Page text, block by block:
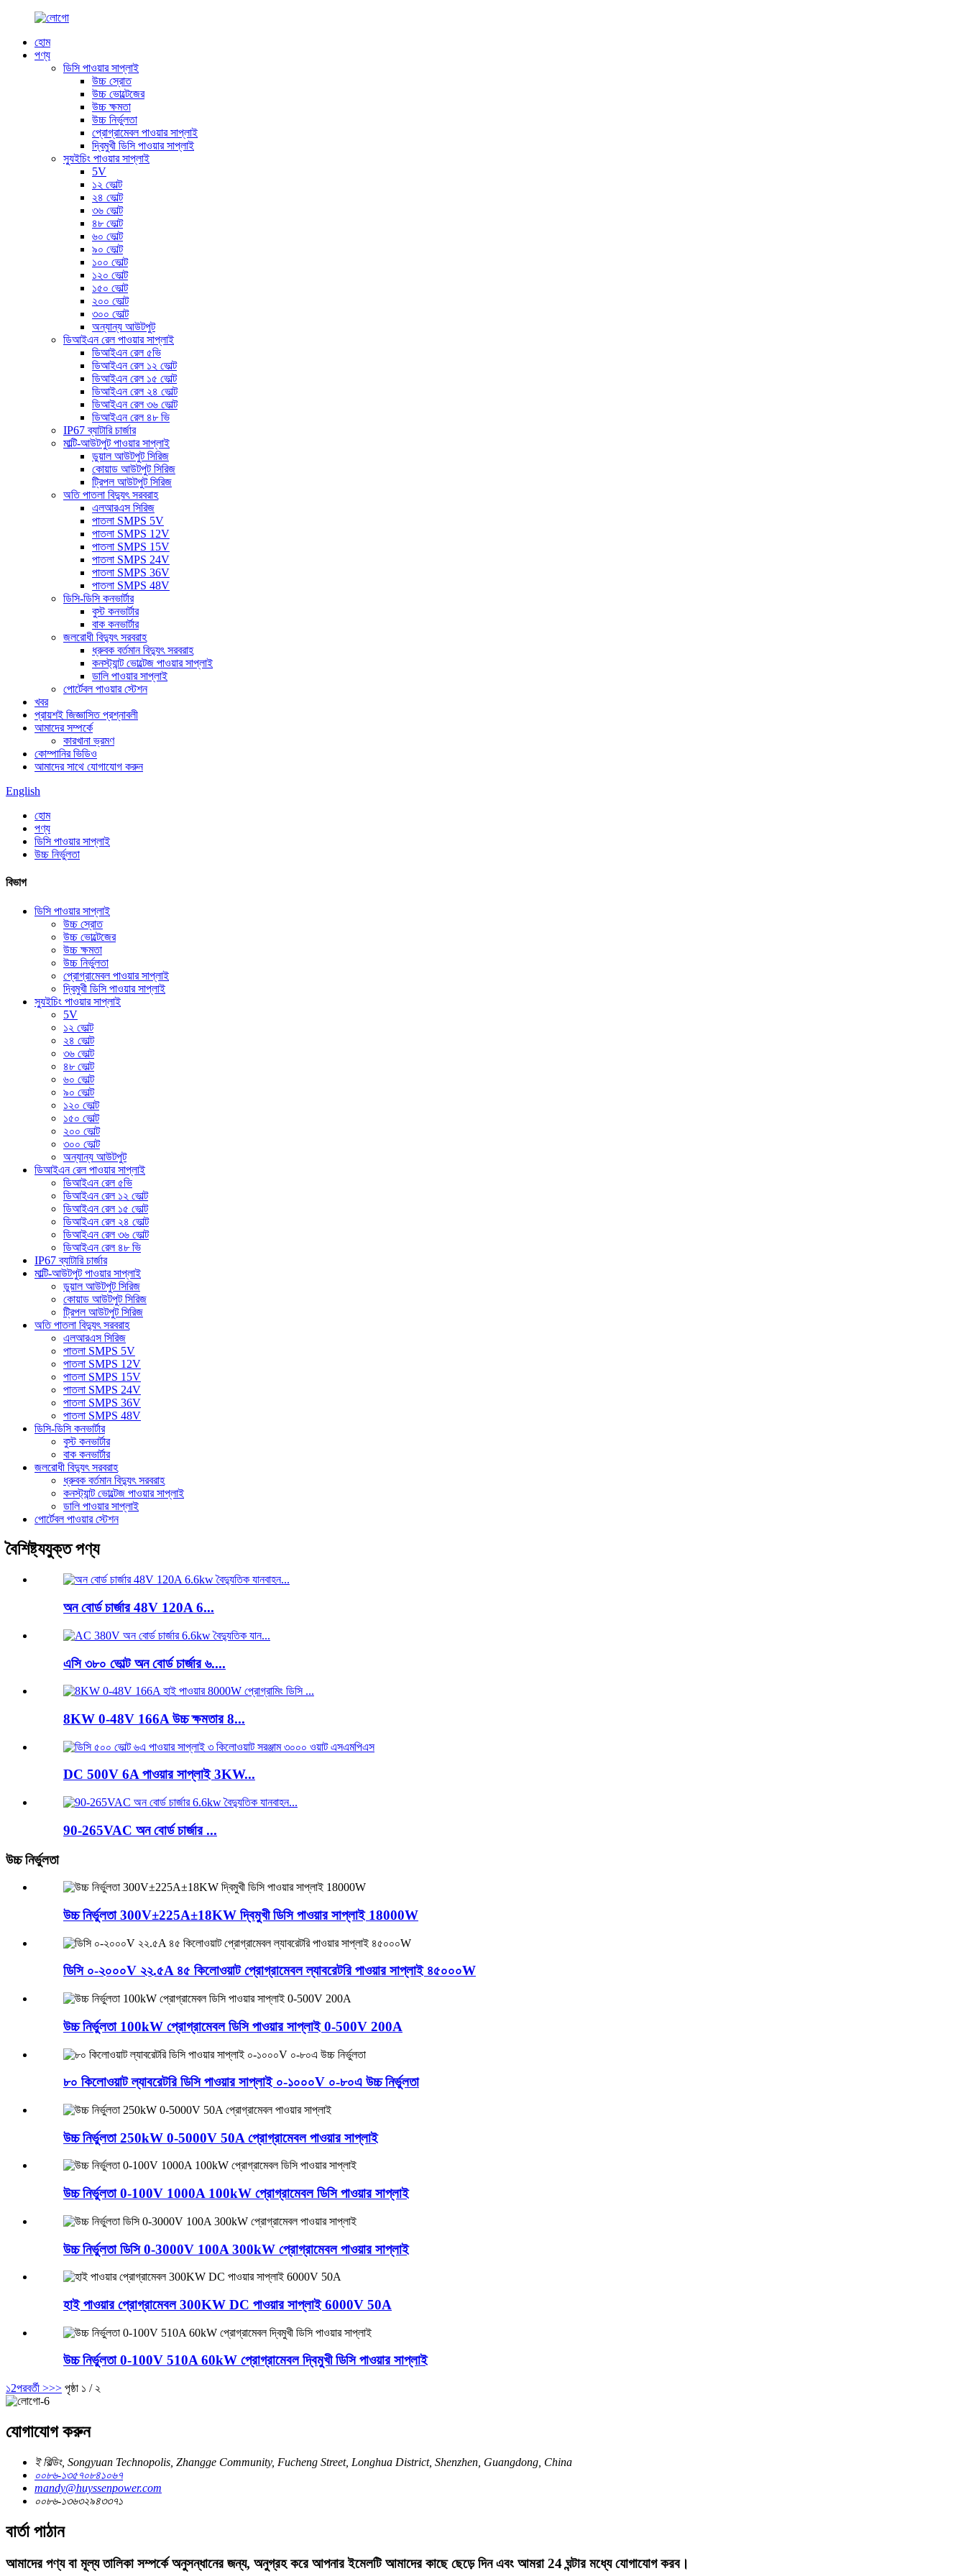
হোম
পণ্য
ডিসি পাওয়ার সাপ্লাই
উচ্চ স্রোত
উচ্চ ভোল্টেজের
উচ্চ ক্ষমতা
উচ্চ নির্ভুলতা
প্রোগ্রামেবল পাওয়ার সাপ্লাই
দ্বিমুখী ডিসি পাওয়ার সাপ্লাই
স্যুইচিং পাওয়ার সাপ্লাই
5V
১২ ভোল্ট
২৪ ভোল্ট
৩৬ ভোল্ট
৪৮ ভোল্ট
৬০ ভোল্ট
৯০ ভোল্ট
১০০ ভোল্ট
১২০ ভোল্ট
১৫০ ভোল্ট
২০০ ভোল্ট
৩০০ ভোল্ট
অন্যান্য আউটপুট
ডিআইএন রেল পাওয়ার সাপ্লাই
ডিআইএন রেল ৫ভি
ডিআইএন রেল ১২ ভোল্ট
ডিআইএন রেল ১৫ ভোল্ট
ডিআইএন রেল ২৪ ভোল্ট
ডিআইএন রেল ৩৬ ভোল্ট
ডিআইএন রেল ৪৮ ভি
IP67 ব্যাটারি চার্জার
মাল্টি-আউটপুট পাওয়ার সাপ্লাই
ডুয়াল আউটপুট সিরিজ
কোয়াড আউটপুট সিরিজ
ট্রিপল আউটপুট সিরিজ
অতি পাতলা বিদ্যুৎ সরবরাহ
এলআরএস সিরিজ
পাতলা SMPS 5V
পাতলা SMPS 12V
পাতলা SMPS 15V
পাতলা SMPS 24V
পাতলা SMPS 36V
পাতলা SMPS 48V
ডিসি-ডিসি কনভার্টার
বুস্ট কনভার্টার
বাক কনভার্টার
জলরোধী বিদ্যুৎ সরবরাহ
ধ্রুবক বর্তমান বিদ্যুৎ সরবরাহ
কনস্ট্যান্ট ভোল্টেজ পাওয়ার সাপ্লাই
ডালি পাওয়ার সাপ্লাই
পোর্টেবল পাওয়ার স্টেশন
খবর
প্রায়শই জিজ্ঞাসিত প্রশ্নাবলী
আমাদের সম্পর্কে
কারখানা ভ্রমণ
কোম্পানির ভিডিও
আমাদের সাথে যোগাযোগ করুন
English
হোম
পণ্য
ডিসি পাওয়ার সাপ্লাই
উচ্চ নির্ভুলতা
বিভাগ
ডিসি পাওয়ার সাপ্লাই
উচ্চ স্রোত
উচ্চ ভোল্টেজের
উচ্চ ক্ষমতা
উচ্চ নির্ভুলতা
প্রোগ্রামেবল পাওয়ার সাপ্লাই
দ্বিমুখী ডিসি পাওয়ার সাপ্লাই
স্যুইচিং পাওয়ার সাপ্লাই
5V
১২ ভোল্ট
২৪ ভোল্ট
৩৬ ভোল্ট
৪৮ ভোল্ট
৬০ ভোল্ট
৯০ ভোল্ট
১২০ ভোল্ট
১৫০ ভোল্ট
২০০ ভোল্ট
৩০০ ভোল্ট
অন্যান্য আউটপুট
ডিআইএন রেল পাওয়ার সাপ্লাই
ডিআইএন রেল ৫ভি
ডিআইএন রেল ১২ ভোল্ট
ডিআইএন রেল ১৫ ভোল্ট
ডিআইএন রেল ২৪ ভোল্ট
ডিআইএন রেল ৩৬ ভোল্ট
ডিআইএন রেল ৪৮ ভি
IP67 ব্যাটারি চার্জার
মাল্টি-আউটপুট পাওয়ার সাপ্লাই
ডুয়াল আউটপুট সিরিজ
কোয়াড আউটপুট সিরিজ
ট্রিপল আউটপুট সিরিজ
অতি পাতলা বিদ্যুৎ সরবরাহ
এলআরএস সিরিজ
পাতলা SMPS 5V
পাতলা SMPS 12V
পাতলা SMPS 15V
পাতলা SMPS 24V
পাতলা SMPS 36V
পাতলা SMPS 48V
ডিসি-ডিসি কনভার্টার
বুস্ট কনভার্টার
বাক কনভার্টার
জলরোধী বিদ্যুৎ সরবরাহ
ধ্রুবক বর্তমান বিদ্যুৎ সরবরাহ
কনস্ট্যান্ট ভোল্টেজ পাওয়ার সাপ্লাই
ডালি পাওয়ার সাপ্লাই
পোর্টেবল পাওয়ার স্টেশন
বৈশিষ্ট্যযুক্ত পণ্য
অন ​​বোর্ড চার্জার 48V 120A 6...
এসি ৩৮০ ভোল্ট অন বোর্ড চার্জার ৬....
8KW 0-48V 166A উচ্চ ক্ষমতার 8...
DC 500V 6A পাওয়ার সাপ্লাই 3KW...
90-265VAC অন বোর্ড চার্জার ...
উচ্চ নির্ভুলতা
উচ্চ নির্ভুলতা 300V±225A±18KW দ্বিমুখী ডিসি পাওয়ার সাপ্লাই 18000W
ডিসি ০-২০০০V ২২.৫A ৪৫ কিলোওয়াট প্রোগ্রামেবল ল্যাবরেটরি পাওয়ার সাপ্লাই ৪৫০০০W
উচ্চ নির্ভুলতা 100kW প্রোগ্রামেবল ডিসি পাওয়ার সাপ্লাই 0-500V 200A
৮০ কিলোওয়াট ল্যাবরেটরি ডিসি পাওয়ার সাপ্লাই ০-১০০০V ০-৮০এ উচ্চ নির্ভুলতা
উচ্চ নির্ভুলতা 250kW 0-5000V 50A প্রোগ্রামেবল পাওয়ার সাপ্লাই
উচ্চ নির্ভুলতা 0-100V 1000A 100kW প্রোগ্রামেবল ডিসি পাওয়ার সাপ্লাই
উচ্চ নির্ভুলতা ডিসি 0-3000V 100A 300kW প্রোগ্রামেবল পাওয়ার সাপ্লাই
হাই পাওয়ার প্রোগ্রামেবল 300KW DC পাওয়ার সাপ্লাই 6000V 50A
উচ্চ নির্ভুলতা 0-100V 510A 60kW প্রোগ্রামেবল দ্বিমুখী ডিসি পাওয়ার সাপ্লাই
১2পরবর্তী >>> পৃষ্ঠা ১ / ২
যোগাযোগ করুন
ই বিল্ডিং, Songyuan Technopolis, Zhangge Community, Fucheng Street, Longhua District, Shenzhen, Guangdong, China
০০৮৬-১৩৫৭০৮৪১০৬৭
mandy@huyssenpower.com
০০৮৬-১৩৬৩২৯৪৩৩৭১
বার্তা পাঠান
আমাদের পণ্য বা মূল্য তালিকা সম্পর্কে অনুসন্ধানের জন্য, অনুগ্রহ করে আপনার ইমেলটি আমাদের কাছে ছেড়ে দিন এবং আমরা 24 ঘন্টার মধ্যে যোগাযোগ করব।